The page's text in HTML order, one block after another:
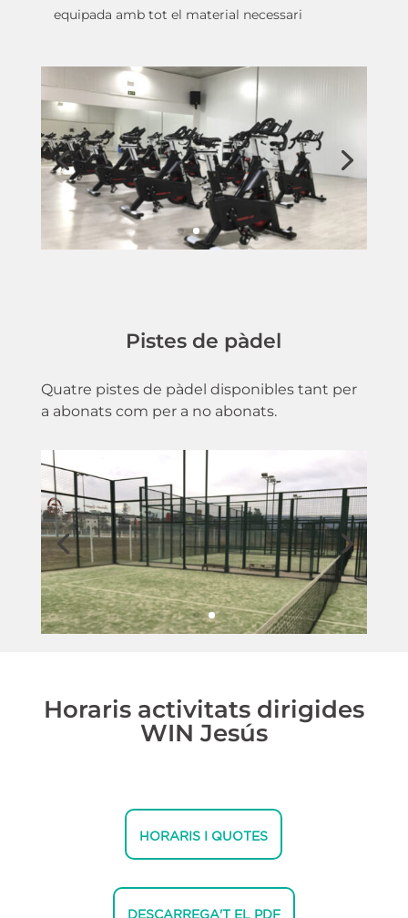
equipada amb tot el material necessari
Pistes de pàdel
Quatre pistes de pàdel disponibles tant per
a abonats com per a no abonats.
Horaris activitats dirigides
WIN Jesús
HORARIS I QUOTES
DESCARREGA'T EL PDF